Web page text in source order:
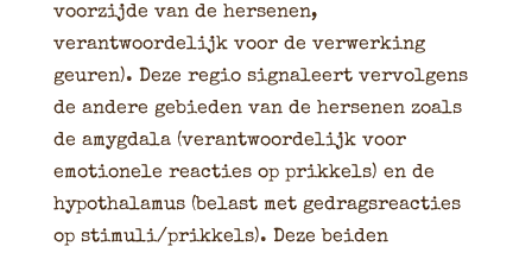
voorzijde van de hersenen,
verantwoordelijk voor de verwerking
geuren). Deze regio signaleert vervolgens
de andere gebieden van de hersenen zoals
de amygdala (verantwoordelijk voor
emotionele reacties op prikkels) en de
hypothalamus (belast met gedragsreacties
op stimuli/prikkels). Deze beiden